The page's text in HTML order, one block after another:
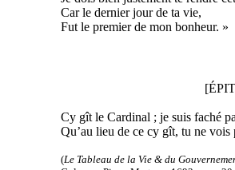
Car le dernier jour de ta vie,
Fut le premier de mon bonheur. »
Cy gît le Cardinal ; je suis faché
Qu’au lieu de ce cy gît, tu ne vois
(Le Tableau de la Vie & du